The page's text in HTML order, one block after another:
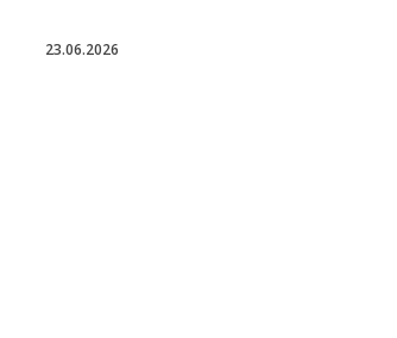
23.06.2026